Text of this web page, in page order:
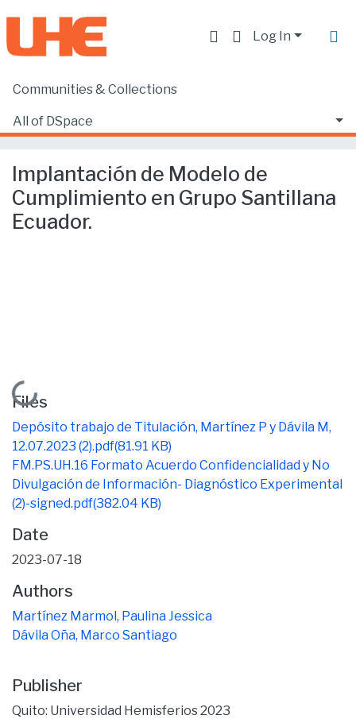
Log In
Communities & Collections
All of DSpace
Home
Facultad de Derecho
Implantación de Modelo de Cumplimiento en Grupo Santillana Ecuador.
Implantación de Modelo de
Cumplimiento en Grupo Santillana
Ecuador.
Loading...
Files
Depósito trabajo de Titulación, Martínez P y Dávila M,
12.07.2023 (2).pdf(81.91 KB)
FM.PS.UH.16 Formato Acuerdo Confidencialidad y No
Divulgación de Información- Diagnóstico Experimental
(2)-signed.pdf(382.04 KB)
Date
2023-07-18
Authors
Martínez Marmol, Paulina Jessica
Dávila Oña, Marco Santiago
Publisher
Quito: Universidad Hemisferios 2023